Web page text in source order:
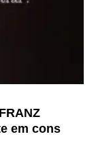
em cons